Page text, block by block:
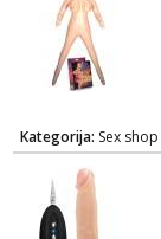
Kategorija: Sex shop